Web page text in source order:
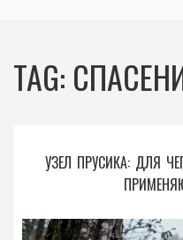
TAG:
УЗЕЛ ПРУСИКА: ДЛЯ